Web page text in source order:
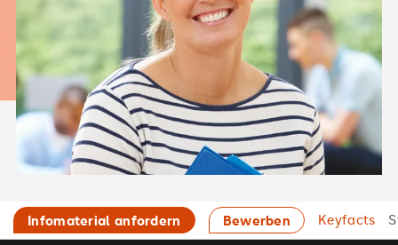
Infomaterial anfordern Bewerben Keyfacts